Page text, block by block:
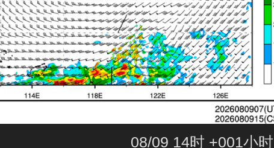
08/09 14时 +001小时